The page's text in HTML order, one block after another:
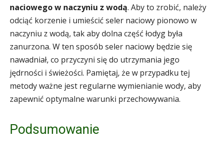
naciowego w naczyniu z wodą. Aby to zrobić, należy
odciąć korzenie i umieścić seler naciowy pionowo w
naczyniu z wodą, tak aby dolna część łodyg była
zanurzona. W ten sposób seler naciowy będzie się
nawadniał, co przyczyni się do utrzymania jego
jędrności i świeżości. Pamiętaj, że w przypadku tej
metody ważne jest regularne wymienianie wody, aby
zapewnić optymalne warunki przechowywania.
Podsumowanie